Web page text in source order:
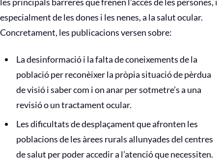
especialment de les dones i les nenes, a la salut ocular.
Concretament, les publicacions versen sobre:
La desinformació i la falta de coneixements de la
població per reconèixer la pròpia situació de pèrdua
de visió i saber com i on anar per sotmetre’s a una
revisió o un tractament ocular.
Les dificultats de desplaçament que afronten les
poblacions de les àrees rurals allunyades del centres
de salut per poder accedir a l’atenció que necessiten.